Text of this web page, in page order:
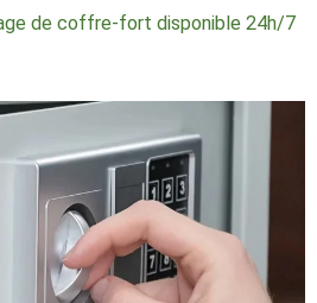
de coffre-fort disponible 24h/7